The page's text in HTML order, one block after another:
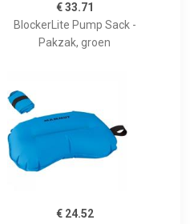
€ 33.71
BlockerLite Pump Sack -
Pakzak, groen
€ 24.52